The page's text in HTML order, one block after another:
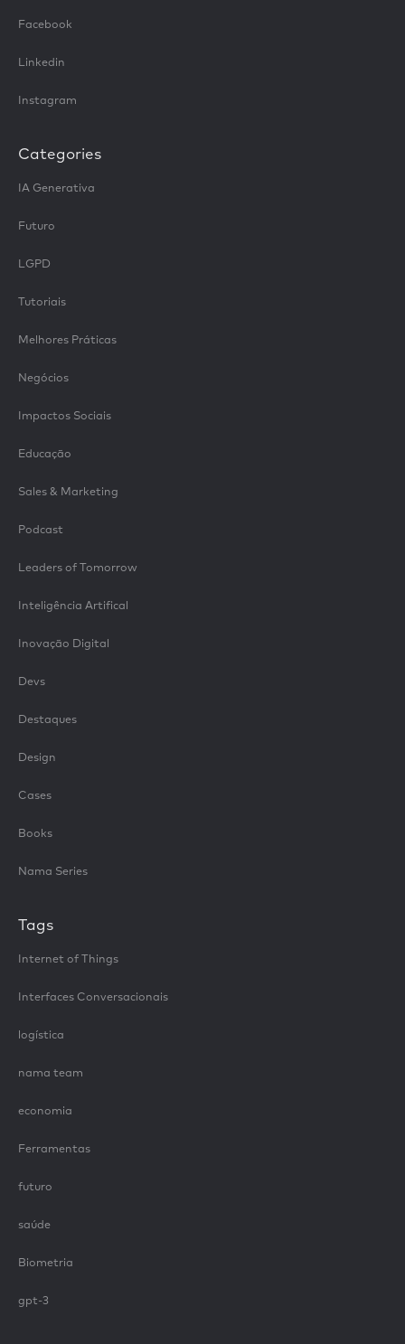
Facebook
Linkedin
Instagram
Categories
IA Generativa
Futuro
LGPD
Tutoriais
Melhores Práticas
Negócios
Impactos Sociais
Educação
Sales & Marketing
Podcast
Leaders of Tomorrow
Inteligência Artifical
Inovação Digital
Devs
Destaques
Design
Cases
Books
Nama Series
Tags
Internet of Things
Interfaces Conversacionais
logística
nama team
economia
Ferramentas
futuro
saúde
Biometria
gpt-3